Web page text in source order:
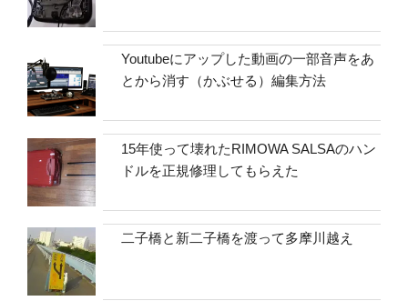
Youtubeにアップした動画の一部音声をあ
とから消す（かぶせる）編集方法
15年使って壊れたRIMOWA SALSAのハン
ドルを正規修理してもらえた
二子橋と新二子橋を渡って多摩川越え